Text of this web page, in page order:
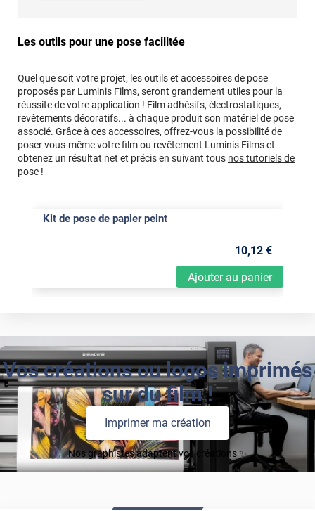
Les outils pour une pose facilitée
Quel que soit votre projet, les outils et accessoires de pose
proposés par Luminis Films, seront grandement utiles pour la
réussite de votre application ! Film adhésifs, électrostatiques,
revêtements décoratifs... à chaque produit son matériel de pose
associé. Grâce à ces accessoires, offrez-vous la possibilité de
poser vous-même votre film ou revêtement Luminis Films et
obtenez un résultat net et précis en suivant tous nos tutoriels de
pose !
Kit de pose de papier peint
Ajouter au panier
10,12 €
Vos créations ou logos imprimés
sur du film !
Imprimer ma création
Nos graphistes adaptent vos créations ✨